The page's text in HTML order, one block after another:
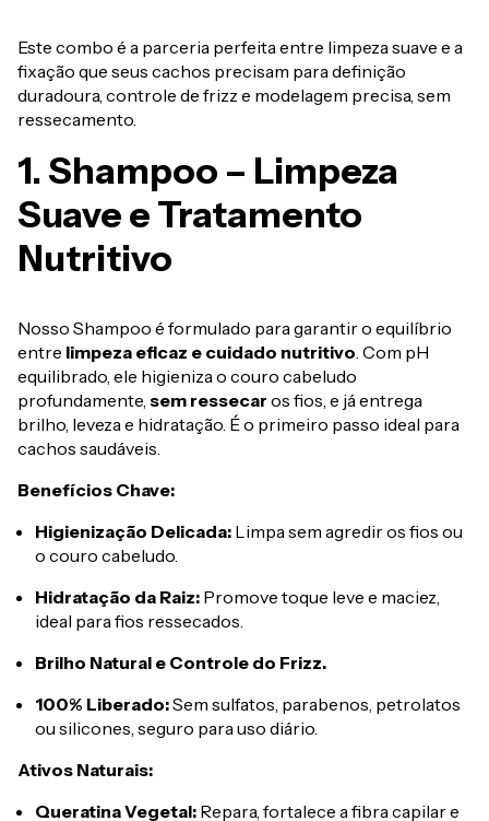
Este combo é a parceria perfeita entre limpeza suave e a
fixação que seus cachos precisam para definição
duradoura, controle de frizz e modelagem precisa, sem
ressecamento.
1. Shampoo – Limpeza
Suave e Tratamento
Nutritivo
Nosso Shampoo é formulado para garantir o equilíbrio
entre limpeza eficaz e cuidado nutritivo. Com pH
equilibrado, ele higieniza o couro cabeludo
profundamente, sem ressecar os fios, e já entrega
brilho, leveza e hidratação. É o primeiro passo ideal para
cachos saudáveis.
Benefícios Chave:
Higienização Delicada: Limpa sem agredir os fios ou
o couro cabeludo.
Hidratação da Raiz: Promove toque leve e maciez,
ideal para fios ressecados.
Brilho Natural e Controle do Frizz.
100% Liberado:Sem sulfatos, parabenos, petrolatos
ou silicones, seguro para uso diário.
Ativos Naturais:
Queratina Vegetal: Repara, fortalece a fibra capilar e